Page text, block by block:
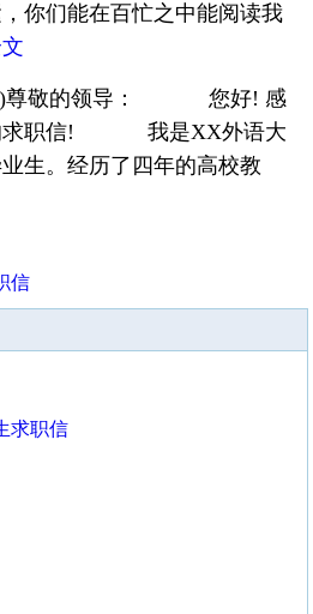
你们能在百忙之中能阅读我
)尊敬的领导： 您好! 感
的求职信! 我是XX外语大
生。经历了四年的高校教
信
求职信